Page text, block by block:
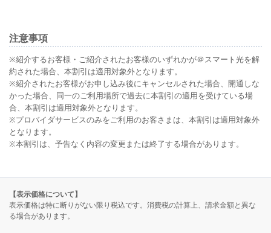
注意事項
※紹介するお客様・ご紹介されたお客様のいずれかが＠スマート光を解
約された場合、本割引は適用対象外となります。
※紹介されたお客様がお申し込み後にキャンセルされた場合、開通しな
かった場合、同一のご利用場所で過去に本割引の適用を受けている場
合、本割引は適用対象外となります。
※プロバイダサービスのみをご利用のお客さまは、本割引は適用対象外
となります。
※本割引は、予告なく内容の変更または終了する場合があります。
【表示価格について】
表示価格は特に断りがない限り税込です。消費税の計算上、請求金額と異な
る場合があります。